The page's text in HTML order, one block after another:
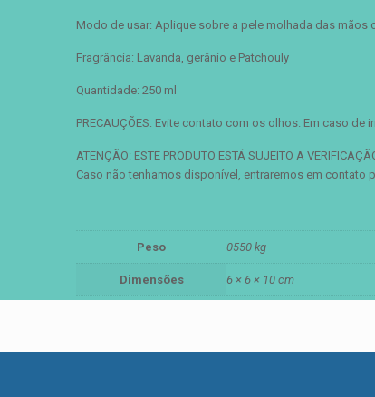
Modo de usar: Aplique sobre a pele molhada das
Fragrância: Lavanda, gerânio e Patchouly
Quantidade: 250 ml
PRECAUÇÕES: Evite contato com os olhos. Em caso
ATENÇÃO: ESTE PRODUTO ESTÁ SUJEITO A
Caso não tenhamos disponível, entraremos em contato
Peso 0550 kg
Dimensões 6 × 6 × 10 cm